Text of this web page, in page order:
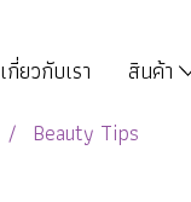
เกี่ยวกับเรา สินค้า
Beauty Tips